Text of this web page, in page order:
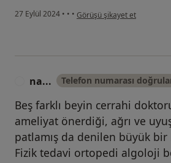
27 Eylül 2024 • • • kullanıcının görüşüne göre
Görüşü şikayet et
na... Telefon numarası
Beş farklı beyin cerrahi
ameliyat önerdiği, ağrı ve
patlamış da denilen büyük
Fizik tedavi ortopedi algoloji